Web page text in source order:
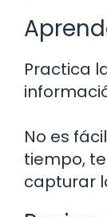
Practica
No es
tiempo,
capturar